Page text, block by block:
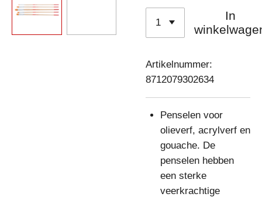
In
Artikelnummer:
8712079302634
Penselen voor
olieverf, acrylverf en
gouache. De
penselen hebben
een sterke
veerkrachtige